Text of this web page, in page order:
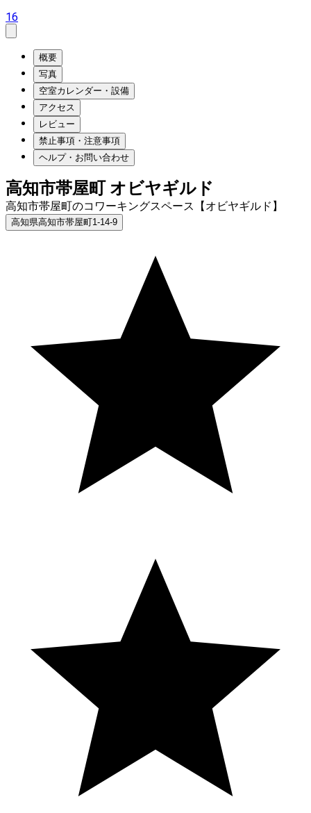
16
概要
写真
空室カレンダー・設備
アクセス
レビュー
禁止事項・注意事項
ヘルプ・お問い合わせ
高知市帯屋町 オビヤギルド
高知市帯屋町のコワーキングスペース【オビヤギルド】
高知県高知市帯屋町1-14-9